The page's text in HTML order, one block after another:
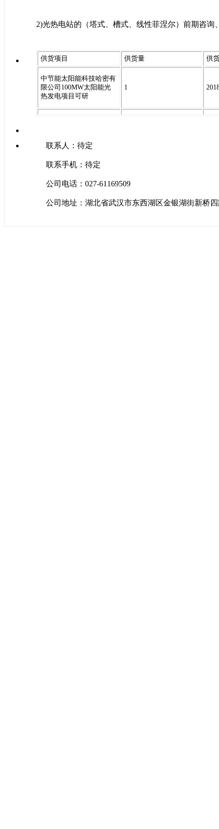
2)光热电站的（塔式、槽式、线性菲涅尔）前期咨询
供货项目 供货量 供
中节能太阳能科技哈密有
限公司100MW太阳能光
热发电项目可研
1
联系人：待定
联系手机：待定
公司电话：027-61169509
公司地址：湖北省武汉市东西湖区金银湖街新桥